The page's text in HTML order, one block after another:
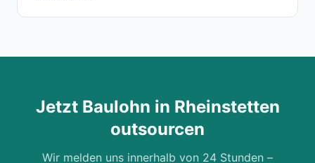
Jetzt Baulohn in Rheinstetten
outsourcen
Wir melden uns innerhalb von 24 Stunden –